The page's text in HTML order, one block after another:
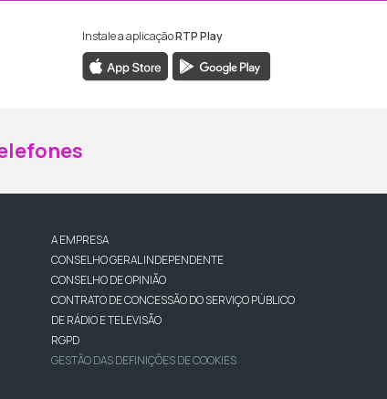
da RTP Madeira
da RTP Madeira
Instale a aplicaçãoRTP Play
A EMPRESA
CONSELHO GERAL INDEPENDENTE
CONSELHO DE OPINIÃO
CONTRATO DE CONCESSÃO DO SERVIÇO PÚBLICO
DE RÁDIO E TELEVISÃO
RGPD
GESTÃO DAS DEFINIÇÕES DE COOKIES